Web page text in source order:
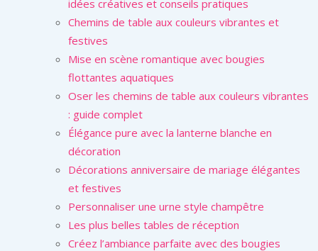
idées créatives et conseils pratiques
Chemins de table aux couleurs vibrantes et
festives
Mise en scène romantique avec bougies
flottantes aquatiques
Oser les chemins de table aux couleurs vibrantes
: guide complet
Élégance pure avec la lanterne blanche en
décoration
Décorations anniversaire de mariage élégantes
et festives
Personnaliser une urne style champêtre
Les plus belles tables de réception
Créez l’ambiance parfaite avec des bougies